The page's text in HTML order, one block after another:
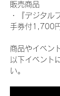
販売商品
・『デジタル
手券付1,700
商品やイベン
以下イベント
い。